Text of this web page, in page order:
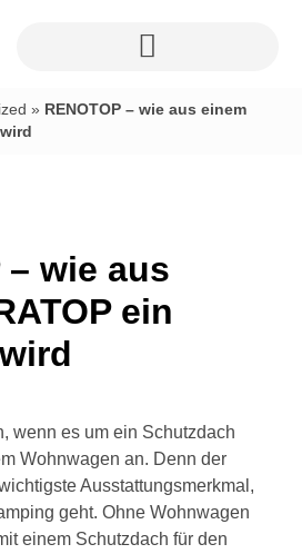
» RENOTOP – wie aus einem
– wie aus
ein
wenn es um ein Schutzdach
Wohnwagen an. Denn der
Ausstattungsmerkmal,
geht. Ohne Wohnwagen
einem Schutzdach für den